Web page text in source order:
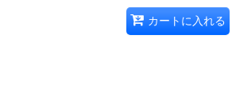
カートに入れる